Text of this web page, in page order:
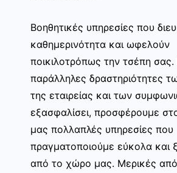
Βοηθητικές υπηρεσίες που
καθημερινότητα και ωφελούν
ποικιλοτρόπως την τσέπη
παράλληλες δραστηριότητες
της εταιρείας και των
εξασφαλίσει, προσφέρουμε
μας πολλαπλές υπηρεσίες που
πραγματοποιούμε εύκολα και
από το χώρο μας. Μερικές από